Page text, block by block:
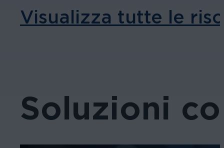
Visualizza tutte le
Soluzioni